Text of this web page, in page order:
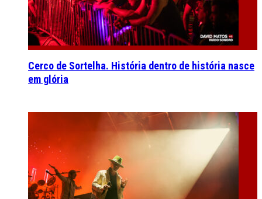
Cerco de Sortelha. História dentro de história nasce
em glória